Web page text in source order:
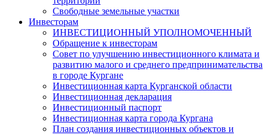
Свободные земельные участки
Инвесторам
ИНВЕСТИЦИОННЫЙ УПОЛНОМОЧЕННЫЙ
Обращение к инвесторам
Совет по улучшению инвестиционного климата и
развитию малого и среднего предпринимательства
в городе Кургане
Инвестиционная карта Курганской области
Инвестиционная декларация
Инвестиционный паспорт
Инвестиционная карта города Кургана
План создания инвестиционных объектов и